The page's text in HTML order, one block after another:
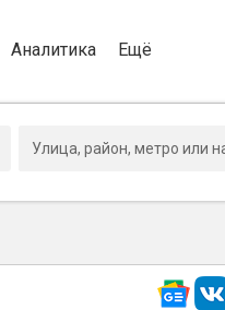
Аналитика Ещё